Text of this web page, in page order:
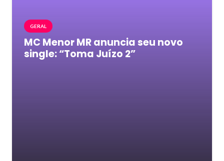
GERAL
MC Menor MR anuncia seu novo
single: “Toma Juízo 2”